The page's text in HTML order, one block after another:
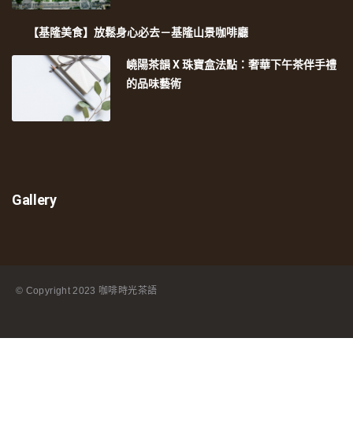
【基隆美食】放鬆身心必去－基隆山景咖啡廳
嶢陽茶韻 X 珠寶盒法點：奢華下午茶伴手禮
的品味藝術
Gallery
© Copyright 2023 咖啡時光茶語